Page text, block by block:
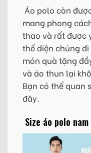
Áo polo còn
mang phong
thao và rất được
thể diện chúng
món quà tặng
và áo thun lại
Bạn có thể quan
đây.
Size áo polo nam